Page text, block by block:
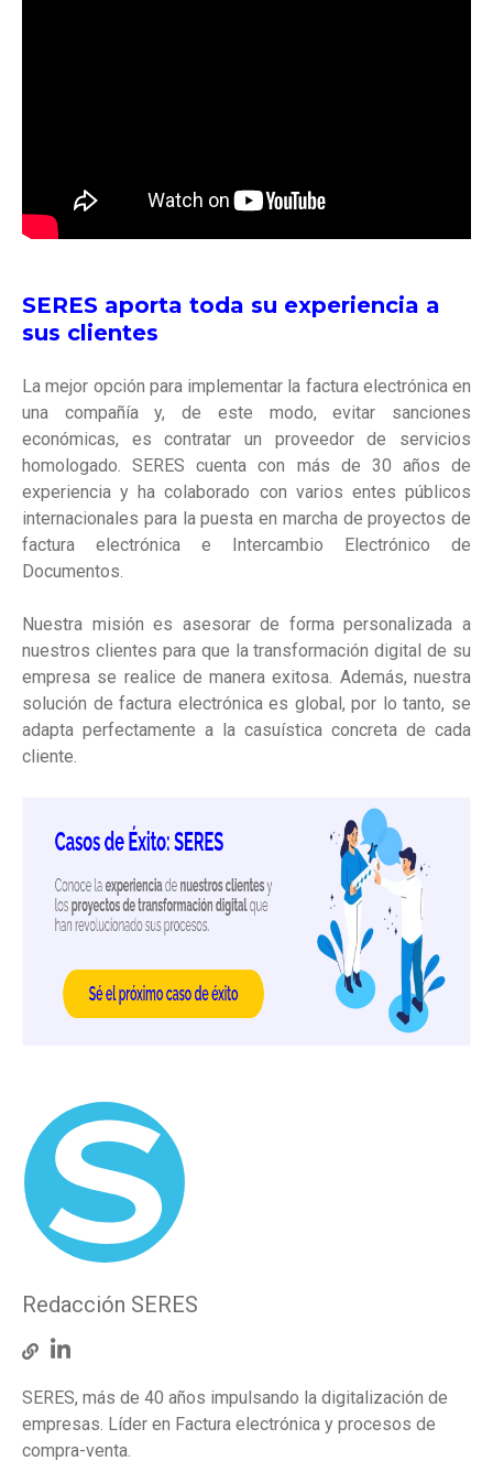
SERES aporta toda su experiencia a
sus clientes
La mejor opción para implementar la factura electrónica en
una compañía y, de este modo, evitar sanciones
económicas, es contratar un proveedor de servicios
homologado. SERES cuenta con más de 30 años de
experiencia y ha colaborado con varios entes públicos
internacionales para la puesta en marcha de proyectos de
factura electrónica e Intercambio Electrónico de
Documentos.
Nuestra misión es asesorar de forma personalizada a
nuestros clientes para que la transformación digital de su
empresa se realice de manera exitosa. Además, nuestra
solución de factura electrónica es global, por lo tanto, se
adapta perfectamente a la casuística concreta de cada
cliente.
Redacción SERES
SERES, más de 40 años impulsando la digitalización de
empresas. Líder en Factura electrónica y procesos de
compra-venta.